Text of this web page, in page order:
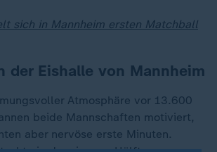
sich in Mannheim ersten Matchball
der Eishalle von Mannheim
Atmosphäre vor 13.600
beide Mannschaften motiviert,
aber nervöse erste Minuten.